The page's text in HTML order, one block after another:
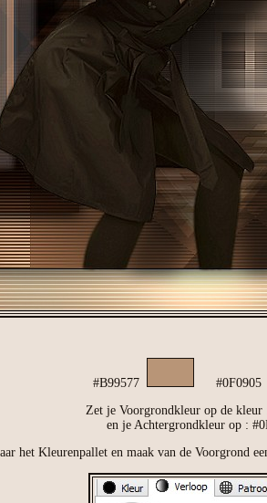
#B99577
#0F0905
Zet je Voorgrondkleur op de kleur
en je Achtergrondkleur op :
het Kleurenpallet en maak van de Voorgrond